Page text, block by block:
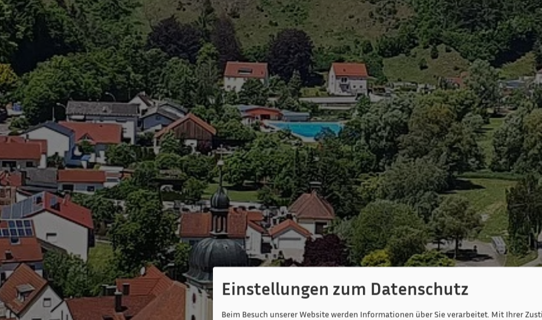
Einstellungen zum Datenschutz
Beim Besuch unserer Website werden Informationen über Sie verarbeitet. Mit Ihrer